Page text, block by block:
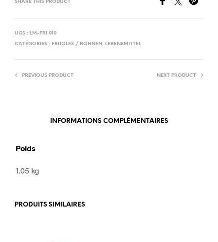
SHARE THIS PRODUCT
UGS : LM-FRI 010
CATÉGORIES : FRIJOLES / BOHNEN , LEBENSMITTEL
PREVIOUS PRODUCT NEXT PRODUCT
INFORMATIONS COMPLÉMENTAIRES
Poids
1.05 kg
PRODUITS SIMILAIRES